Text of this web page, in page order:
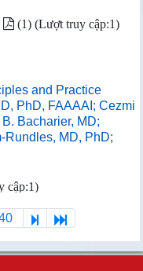
(1) (Lượt truy cập:1)
and Practice
PhD, FAAAAI; Cezmi
Bacharier, MD;
Rundles, MD, PhD;
cập:1)